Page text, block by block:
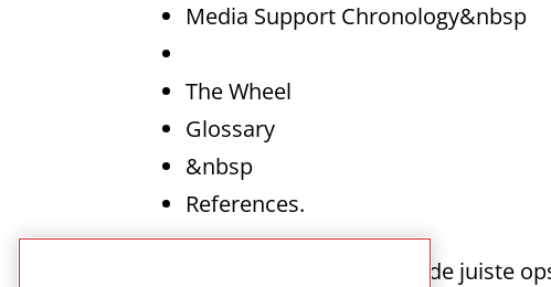
Media Support Chronology&nbsp
The Wheel
Glossary
&nbsp
References.
Geeft uitleg over de rol van de juiste